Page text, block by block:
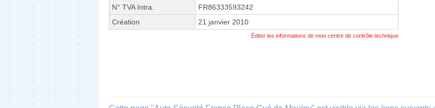
N° TVA Intra.
FR86333593242
Création
21 janvier 2010
Éditer les informations de mon centre de contrôle technique